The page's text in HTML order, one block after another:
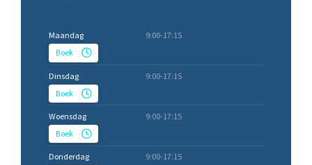
Maandag 9:00-17:15
Boek
Dinsdag 9:00-17:15
Boek
Woensdag 9:00-17:15
Boek
Donderdag 9:00-17:15